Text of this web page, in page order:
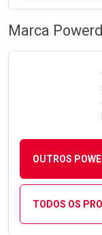
Marca
OUTROS
TODOS OS